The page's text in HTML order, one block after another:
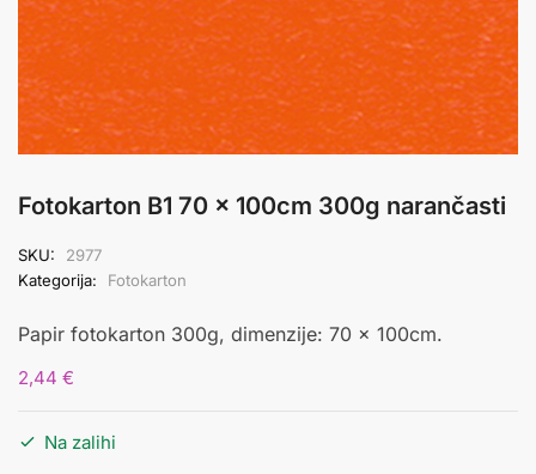
Fotokarton B1 70 x 100cm 300g narančasti
SKU:
2977
Kategorija:
Fotokarton
Papir fotokarton 300g, dimenzije: 70 x 100cm.
2,44 €
Na zalihi